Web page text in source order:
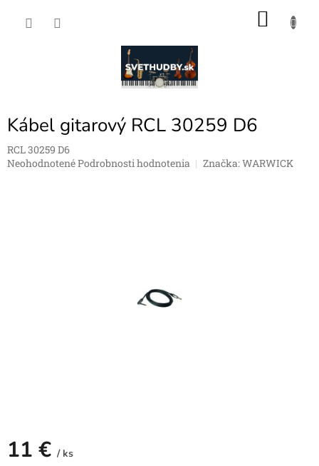
Kábel gitarový RCL 30259 D6
RCL 30259 D6
Priemerné
NeohodnotenéPodrobnosti hodnotenia Značka:WARWICK
11 € / ks